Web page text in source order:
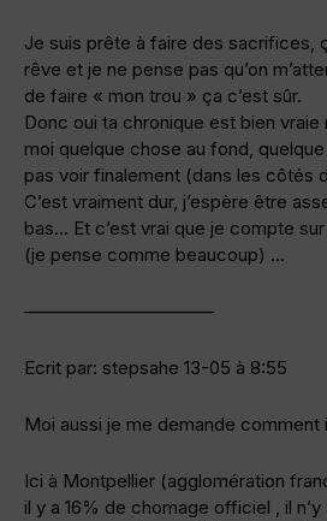
Je suis prête à faire des sacrifices,
rêve et je ne pense pas qu’on
de faire « mon trou » ça c’est sûr.
Donc oui ta chronique est bien
moi quelque chose au fond,
pas voir finalement (dans les côtés
C’est vraiment dur, j’espère être
bas… Et c’est vrai que je compte
(je pense comme beaucoup) …
——————————–
Ecrit par: stepsahe 13-05 à 8:55
Moi aussi je me demande comment
Ici à Montpellier (agglomération
il y a 16% de chomage officiel , il